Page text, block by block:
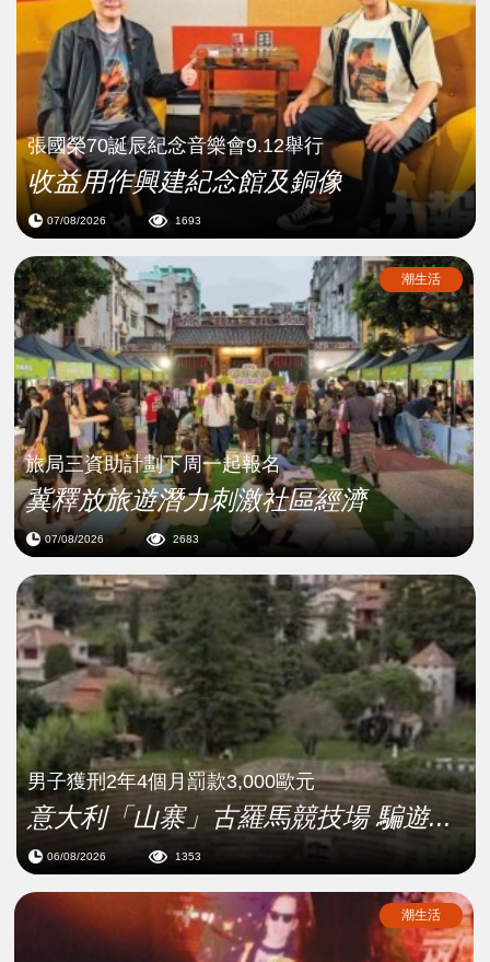
張國榮70誕辰紀念音樂會9.12舉行
收益用作興建紀念館及銅像
07/08/2026 1693
潮生活
旅局三資助計劃下周一起報名
冀釋放旅遊潛力刺激社區經濟
07/08/2026 2683
男子獲刑2年4個月罰款3,000歐元
意大利「山寨」古羅馬競技場 騙遊...
06/08/2026 1353
潮生活